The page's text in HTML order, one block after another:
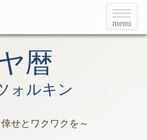
T
o
g
menu
暦
ォルキン
せとワクワクを～